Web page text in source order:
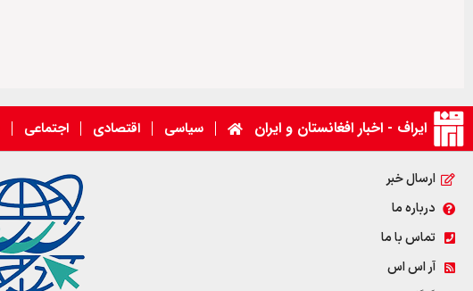
ایراف - اخبار افغانستان و ایران سیاسی اقتصادی اجتماعی
ارسال خبر
درباره ما
تماس با ما
آر اس اس